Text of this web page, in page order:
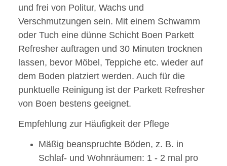
und frei von Politur, Wachs und
Verschmutzungen sein. Mit einem Schwamm
oder Tuch eine dünne Schicht Boen Parkett
Refresher auftragen und 30 Minuten trocknen
lassen, bevor Möbel, Teppiche etc. wieder auf
dem Boden platziert werden. Auch für die
punktuelle Reinigung ist der Parkett Refresher
von Boen bestens geeignet.
Empfehlung zur Häufigkeit der Pflege
Mäßig beanspruchte Böden, z. B. in
Schlaf- und Wohnräumen: 1 - 2 mal pro